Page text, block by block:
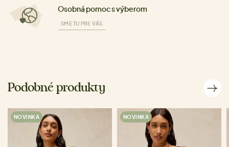
Osobná pomoc s výberom
SME TU PRE VÁS
Podobné produkty
NOVINKA NOVINKA